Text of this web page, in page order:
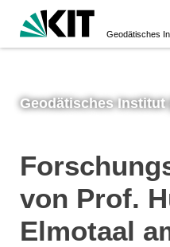
Geodätisches
Geodätisches Institut
von Prof.
Elmotaal